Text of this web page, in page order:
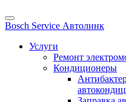
Bosch Service Автолинк
Услуги
Ремонт
Кондиционеры